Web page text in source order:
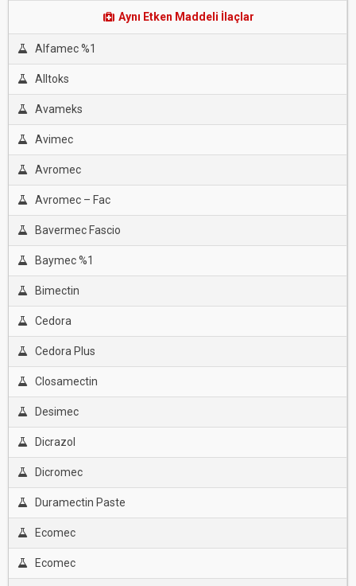
Aynı Etken Maddeli İlaçlar
Alfamec %1
Alltoks
Avameks
Avimec
Avromec
Avromec – Fac
Bavermec Fascio
Baymec %1
Bimectin
Cedora
Cedora Plus
Closamectin
Desimec
Dicrazol
Dicromec
Duramectin Paste
Ecomec
Ecomec